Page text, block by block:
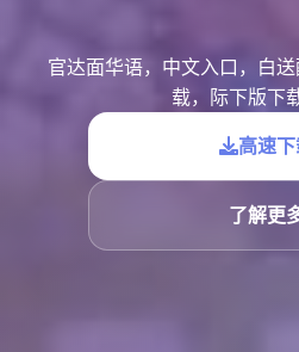
官达面华语，中文入口，白
载，际下版下
高速
了解更